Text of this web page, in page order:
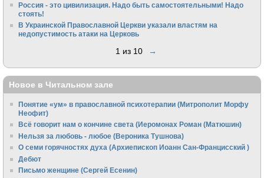
Россия - это цивилизация. Надо быть самостоятельными! Надо
стоять!
В Украинской Православной Церкви указали властям на
недопустимость атаки на Церковь
1 из 10 →
Новое в Читальном зале
Понятие «ум» в православной психотерапии (Митрополит Морфу
Неофит)
Всё говорит нам о кончине света (Иеромонах Роман (Матюшин)
Нельзя за любовь - любое (Вероника Тушнова)
О семи горячностях духа (Архиепископ Иоанн Сан-Францисский )
Дебют
Письмо женщине (Сергей Есенин)